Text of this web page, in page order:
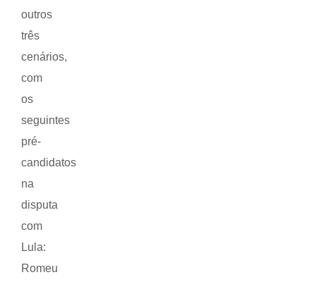
outros
três
cenários,
com
os
seguintes
pré-
candidatos
na
disputa
com
Lula:
Romeu